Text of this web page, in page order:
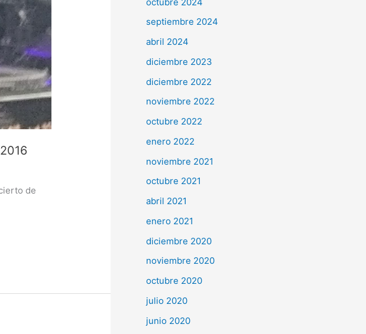
de
septiembre 2024
abril 2024
diciembre 2023
diciembre 2022
noviembre 2022
octubre 2022
enero 2022
noviembre 2021
octubre 2021
abril 2021
enero 2021
diciembre 2020
noviembre 2020
octubre 2020
julio 2020
junio 2020